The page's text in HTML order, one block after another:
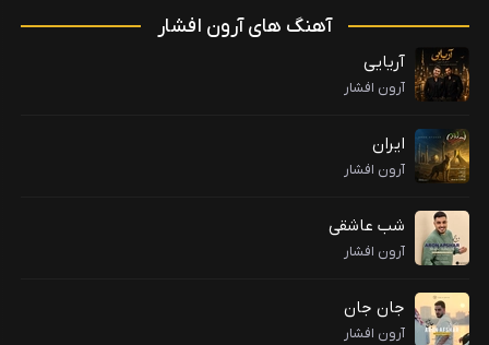
آهنگ های آرون افشار
آریایی
آرون افشار
ایران
آرون افشار
شب عاشقی
آرون افشار
جان جان
آرون افشار